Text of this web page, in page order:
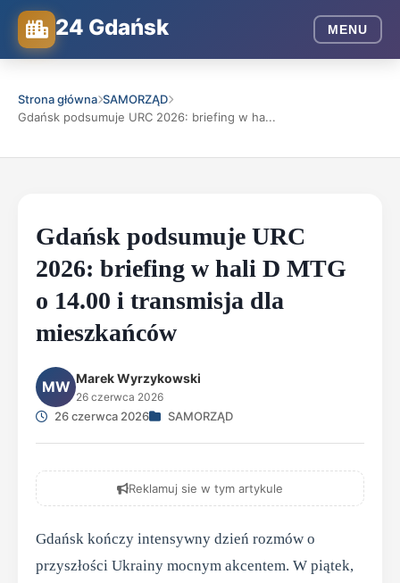
24 Gdańsk MENU
Strona główna SAMORZĄD
Gdańsk podsumuje URC 2026: briefing w ha...
Gdańsk podsumuje URC
2026: briefing w hali D MTG
o 14.00 i transmisja dla
mieszkańców
MW Marek Wyrzykowski
26 czerwca 2026
26 czerwca 2026 SAMORZĄD
Reklamuj sie w tym artykule
Gdańsk kończy intensywny dzień rozmów o
przyszłości Ukrainy mocnym akcentem. W piątek,